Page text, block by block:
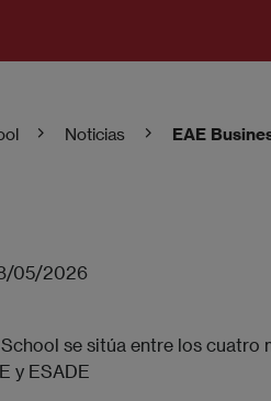
Noticias EAE
05/2026
se sitúa entre los cuatro
y ESADE